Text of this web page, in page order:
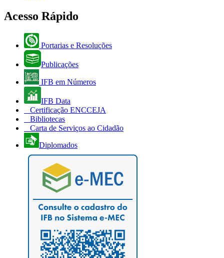
Acesso Rápido
Portarias e Resoluções
Publicações
IFB em Números
IFB Data
Certificação ENCCEJA
Bibliotecas
Carta de Serviços ao Cidadão
Diplomados